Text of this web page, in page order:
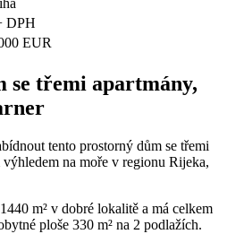
DPH
EUR
se třemi apartmány,
tento prostorný dům se třemi
na moře v regionu Rijeka,
m² v dobré lokalitě a má celkem
ploše 330 m² na 2 podlažích.